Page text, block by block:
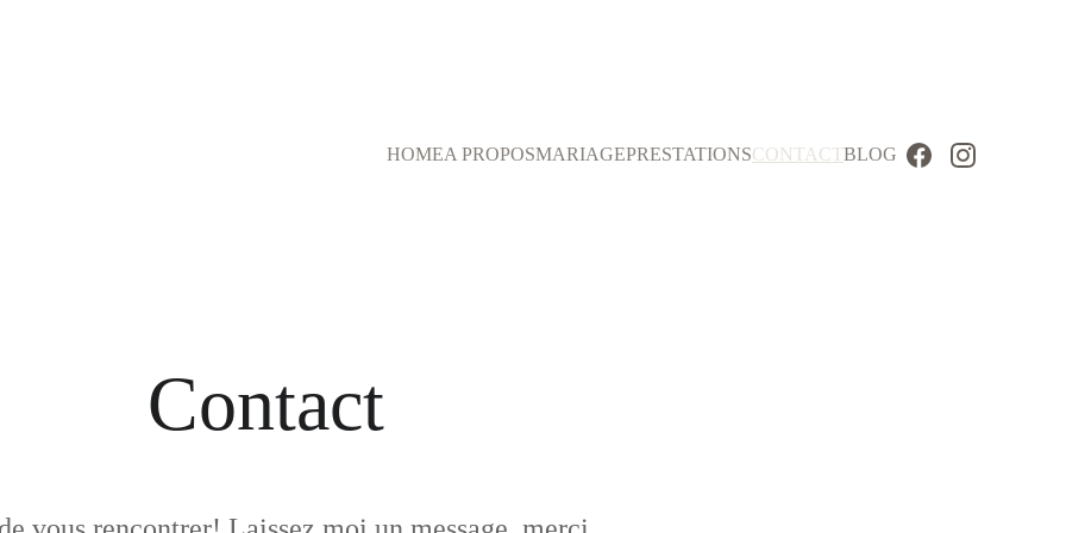
HOMEA PROPOSMARIAGEPRESTATIONSCONTACTBLOG
Contact